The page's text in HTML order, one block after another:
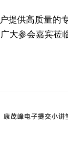
供高质量的
大参会嘉宾莅
康茂峰电子提交小讲